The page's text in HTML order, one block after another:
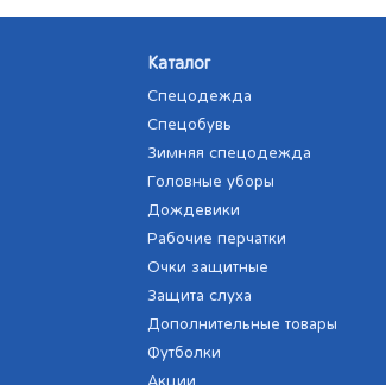
Каталог
Спецодежда
Спецобувь
Зимняя спецодежда
Головные уборы
Дождевики
Рабочие перчатки
Очки защитные
Защита слуха
Дополнительные товары
Футболки
Акции